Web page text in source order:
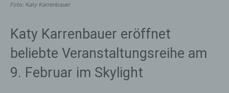
Foto: Katy Karrenbauer
Katy Karrenbauer eröffnet
beliebte Veranstaltungsreihe am
9. Februar im Skylight